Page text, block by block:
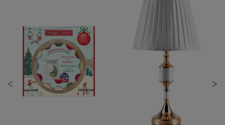
< >